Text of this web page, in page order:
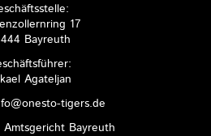
17
Bayreuth
Agateljan
tigers.de
Bayreuth